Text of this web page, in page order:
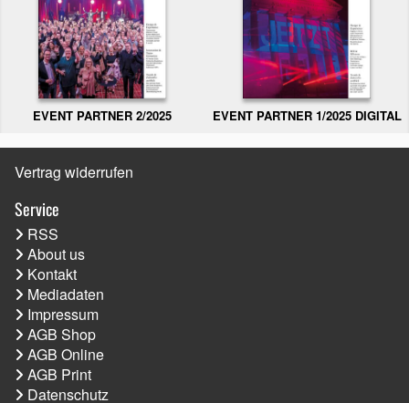
EVENT PARTNER 2/2025 EVENT PARTNER 1/2025 DIGITAL
Vertrag widerrufen
Service
RSS
About us
Kontakt
Mediadaten
Impressum
AGB Shop
AGB Online
AGB Print
Datenschutz